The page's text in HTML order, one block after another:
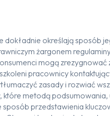
określają sposób
żargonem
mogą zrezygnować
pracownicy
zasady i rozwiać
metodą podsumowania,
przedstawienia